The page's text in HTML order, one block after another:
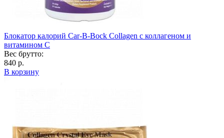
Блокатор калорий Car-B-Bock Collagen с коллагеном и
витамином C
Вес брутто:
840 р.
В корзину